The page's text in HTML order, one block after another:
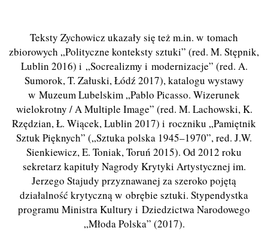
Teksty Zychowicz ukazały się też m.in. w tomach
zbiorowych „Polityczne konteksty sztuki” (red. M. Stępnik,
Lublin 2016) i „Socrealizmy i modernizacje” (red. A.
Sumorok, T. Załuski, Łódź 2017), katalogu wystawy
w Muzeum Lubelskim „Pablo Picasso. Wizerunek
wielokrotny / A Multiple Image” (red. M. Lachowski, K.
Rzędzian, Ł. Wiącek, Lublin 2017) i roczniku „Pamiętnik
Sztuk Pięknych” („Sztuka polska 1945–1970”, red. J.W.
Sienkiewicz, E. Toniak, Toruń 2015). Od 2012 roku
sekretarz kapituły Nagrody Krytyki Artystycznej im.
Jerzego Stajudy przyznawanej za szeroko pojętą
działalność krytyczną w obrębie sztuki. Stypendystka
programu Ministra Kultury i Dziedzictwa Narodowego
„Młoda Polska” (2017).